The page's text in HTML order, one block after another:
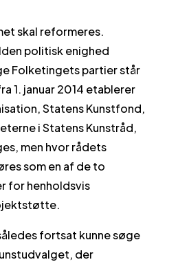
skal reformeres.
politisk enighed
Folketingets partier står
1. januar 2014 etablerer
Statens Kunstfond,
i Statens Kunstråd,
men hvor rådets
som en af de to
for henholdsvis
fortsat kunne søge
der